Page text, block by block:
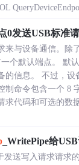
0发送USB标准
来与设备通信。除
个默认端点。 默
的信息。 不过，设
制命令包含一个 8
求代码和可选的数
_WritePipe给
送写入请求请求